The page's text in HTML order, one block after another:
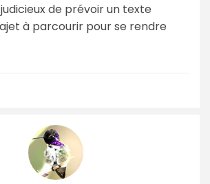
de prévoir un texte
à parcourir pour se rendre